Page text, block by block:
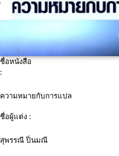
ชื่อหนังสือ
:
ความหมายกับการแปล
ชื่อผู้แต่ง :
สุพรรณี ปิ่นมณี